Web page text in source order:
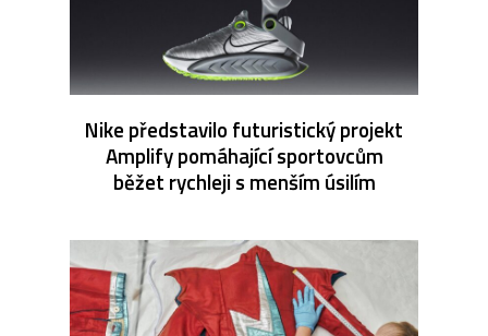
Nike představilo futuristický projekt
Amplify pomáhající sportovcům
běžet rychleji s menším úsilím